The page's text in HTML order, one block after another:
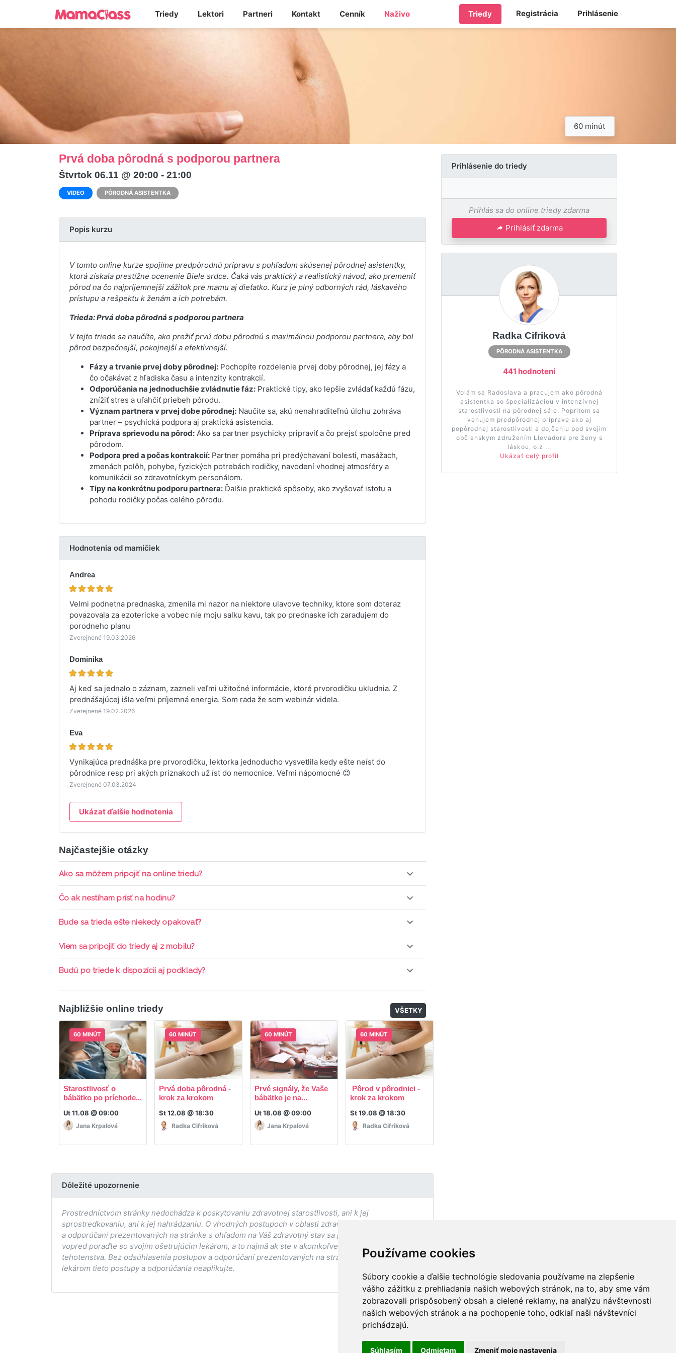
Používame cookies
Súbory cookie a ďalšie technológie sledovania používame na zlepšenie
vášho zážitku z prehliadania našich webových stránok, na to, aby sme vám
zobrazovali prispôsobený obsah a cielené reklamy, na analýzu návštevnosti
našich webových stránok a na pochopenie toho, odkiaľ naši návštevníci
prichádzajú.
Súhlasím Odmietam Zmeniť moje nastavenia
Triedy Lektori Partneri Kontakt Cenník Naživo Triedy Registrácia Prihlásenie
60 minút
Prvá doba pôrodná s podporou partnera
Štvrtok 06.11 @ 20:00 - 21:00
VIDEO PÔRODNÁ ASISTENTKA
Popis kurzu
V tomto online kurze spojíme predpôrodnú prípravu s pohľadom skúsenej pôrodnej asistentky,
ktorá získala prestížne ocenenie Biele srdce. Čaká vás praktický a realistický návod, ako premeniť
pôrod na čo najpríjemnejší zážitok pre mamu aj dieťatko. Kurz je plný odborných rád, láskavého
prístupu a rešpektu k ženám a ich potrebám.
Trieda: Prvá doba pôrodná s podporou partnera
V tejto triede sa naučíte, ako prežiť prvú dobu pôrodnú s maximálnou podporou partnera, aby bol
pôrod bezpečnejší, pokojnejší a efektívnejší.
Fázy a trvanie prvej doby pôrodnej: Pochopíte rozdelenie prvej doby pôrodnej, jej fázy a
čo očakávať z hľadiska času a intenzity kontrakcií.
Odporúčania na jednoduchšie zvládnutie fáz: Praktické tipy, ako lepšie zvládať každú fázu,
znížiť stres a uľahčiť priebeh pôrodu.
Význam partnera v prvej dobe pôrodnej: Naučíte sa, akú nenahraditeľnú úlohu zohráva
partner – psychická podpora aj praktická asistencia.
Príprava sprievodu na pôrod: Ako sa partner psychicky pripraviť a čo prejsť spoločne pred
pôrodom.
Podpora pred a počas kontrakcií: Partner pomáha pri predýchavaní bolesti, masážach,
zmenách polôh, pohybe, fyzických potrebách rodičky, navodení vhodnej atmosféry a
komunikácii so zdravotníckym personálom.
Tipy na konkrétnu podporu partnera: Ďalšie praktické spôsoby, ako zvyšovať istotu a
pohodu rodičky počas celého pôrodu.
Hodnotenia od mamičiek
Andrea
Velmi podnetna prednaska, zmenila mi nazor na niektore ulavove techniky, ktore som doteraz
povazovala za ezotericke a vobec nie moju salku kavu, tak po prednaske ich zaradujem do
porodneho planu
Zverejnené 19.03.2026
Dominika
Aj keď sa jednalo o záznam, zazneli veľmi užitočné informácie, ktoré prvorodičku ukludnia. Z
prednášajúcej išla veľmi príjemná energia. Som rada že som webinár videla.
Zverejnené 19.02.2026
Eva
Vynikajúca prednáška pre prvorodičku, lektorka jednoducho vysvetlila kedy ešte neísť do
pôrodnice resp pri akých príznakoch už ísť do nemocnice. Veľmi nápomocné 😊
Zverejnené 07.03.2024
Ukázat ďalšie hodnotenia
Najčastejšie otázky
Ako sa môžem pripojiť na online triedu?
Pripojenie do online triedy prebieha priamo cez web-stránku mamaclass.sk, stačí sledovať
Čo ak nestíham prísť na hodinu?
Každá trieda sa nahráva a je k dispozícií po dobu 7 dní. Pre pozretie video nahrávky je potrebné mať
Bude sa trieda ešte niekedy opakovať?
Triedy sa priebežne opakujú, stačí sledovať ponuku kurzov a tried.
Viem sa pripojiť do triedy aj z mobilu?
Áno, pripojenie do triedy je možné aj cez mobil, nie je k tomu potrebné sťahovať žiadne ďalšie appky
Budú po triede k dispozícii aj podklady?
Áno, po skončení triedy dostávate prístup na dodatočný materiál, ktorý Vaša hostka dala k dispozícií.
Najbližšie online triedy VŠETKY
60 MINÚT
Starostlivosť o
bábätko po príchode...
Ut 11.08 @ 09:00
Jana Krpalová
60 MINÚT
Prvá doba pôrodná -
krok za krokom
St 12.08 @ 18:30
Radka Cifriková
60 MINÚT
Prvé signály, že Vaše
bábätko je na...
Ut 18.08 @ 09:00
Jana Krpalová
60 MINÚT
Pôrod v pôrodnici -
krok za krokom
St 19.08 @ 18:30
Radka Cifriková
Dôležité upozornenie
Prostredníctvom stránky nedochádza k poskytovaniu zdravotnej starostlivosti, ani k jej
sprostredkovaniu, ani k jej nahrádzaniu. O vhodných postupoch v oblasti zdravia, vhodnosti postupov
a odporúčaní prezentovaných na stránke s ohľadom na Váš zdravotný stav sa pred ich aplikáciou vždy
vopred poraďte so svojím ošetrujúcim lekárom, a to najmä ak ste v akomkoľvek štádiu
tehotenstva. Bez odsúhlasenia postupov a odporúčaní prezentovaných na stránke Vaším ošetrujúcim
lekárom tieto postupy a odporúčania neaplikujte.
Prihlásenie do triedy
Prihlás sa do online triedy zdarma
Prihlásiť zdarma
Radka Cifriková
PÔRODNÁ ASISTENTKA
441 hodnotení
Volám sa Radoslava a pracujem ako pôrodná
asistentka so špecializáciou v intenzívnej
starostlivosti na pôrodnej sále. Popritom sa
venujem predpôrodnej príprave ako aj
popôrodnej starostlivosti a dojčeniu pod svojim
občianskym združením Llevadora pre ženy s
láskou, o.z ...
Ukázať celý profil